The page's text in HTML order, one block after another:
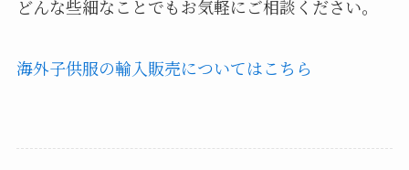
どんな些細なことでもお気軽にご相談ください。
海外子供服の輸入販売についてはこちら